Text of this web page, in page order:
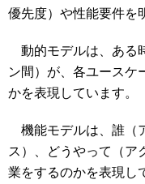
優先度）や性能要件を
動的モデルは、ある
ン間）が、各ユースケ
かを表現しています。
機能モデルは、誰（
ス）、どうやって（ア
業をするのかを表現し